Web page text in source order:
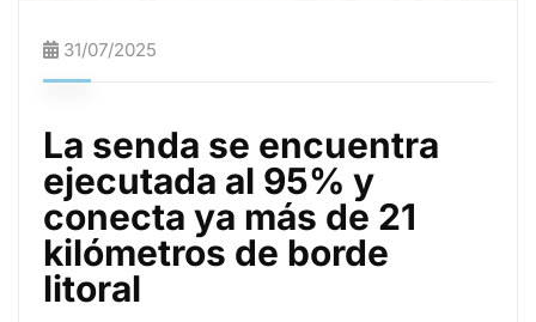
31/07/2025
La senda se encuentra
ejecutada al 95% y
conecta ya más de 21
kilómetros de borde
litoral